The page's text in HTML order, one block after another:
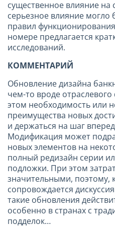
существенное влияние на
серьезное влияние могло
правил
номере предлагается
исследований.
КОММЕНТАРИЙ
Обновление дизайна
чем-то вроде отраслевого
этом необходимость или
преимущества новых
и держаться на шаг
Модификация может
новых элементов на
полный редизайн серии
подложки. При этом
значительными, поэтому,
сопровождается
такие обновления
особенно в странах с
подделок…